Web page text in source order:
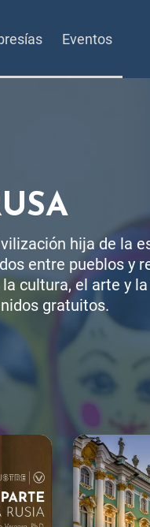
Eventos
hija de la
entre pueblos y
cultura, el arte y
gratuitos.